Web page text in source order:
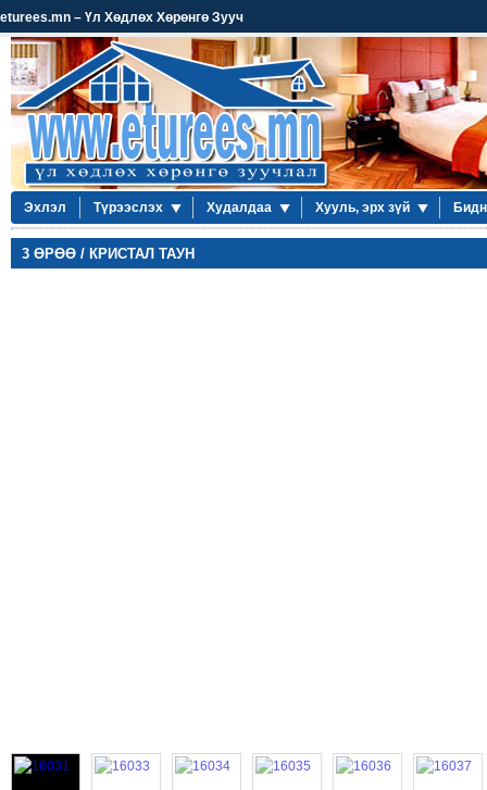
eturees.mn – Үл Хөдлөх Хөрөнгө Зууч
Эхлэл Түрээслэх Худалдаа Хууль, эрх зүй
3 ӨРӨӨ / КРИСТАЛ ТАУН